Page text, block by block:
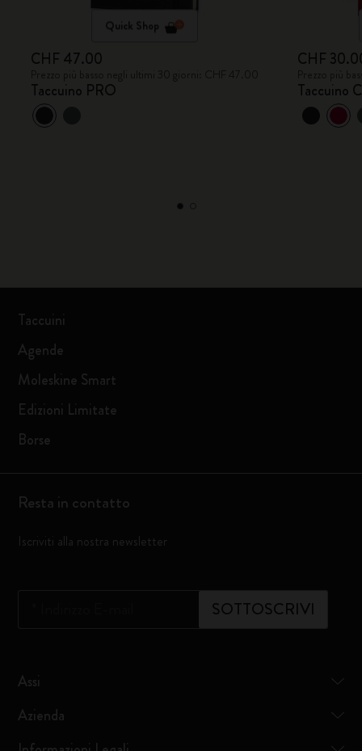
Quick Shop
CHF 47.00
Taccuino PRO
CHF
Taccuino
Taccuini
Agende
Moleskine Smart
Edizioni Limitate
Borse
Resta in contatto
Iscriviti alla nostra newsletter
SOTTOSCRIVI
Assi
Azienda